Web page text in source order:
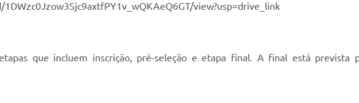
view?usp=drive_link
que incluem inscrição, pré-seleção e etapa final. A final está prevista